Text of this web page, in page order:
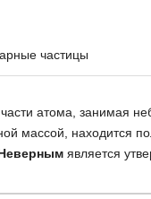
частицы
атома, занимая
массой, находится
является